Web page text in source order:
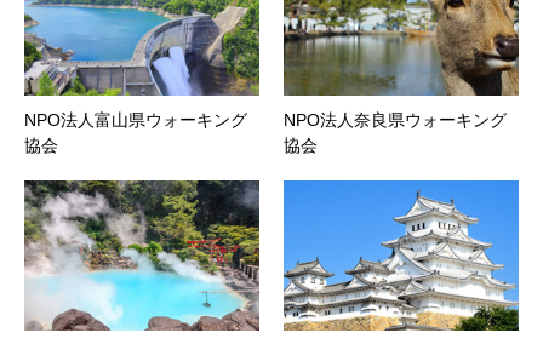
NPO法人富山県ウォーキング
協会
NPO法人奈良県ウォーキング
協会